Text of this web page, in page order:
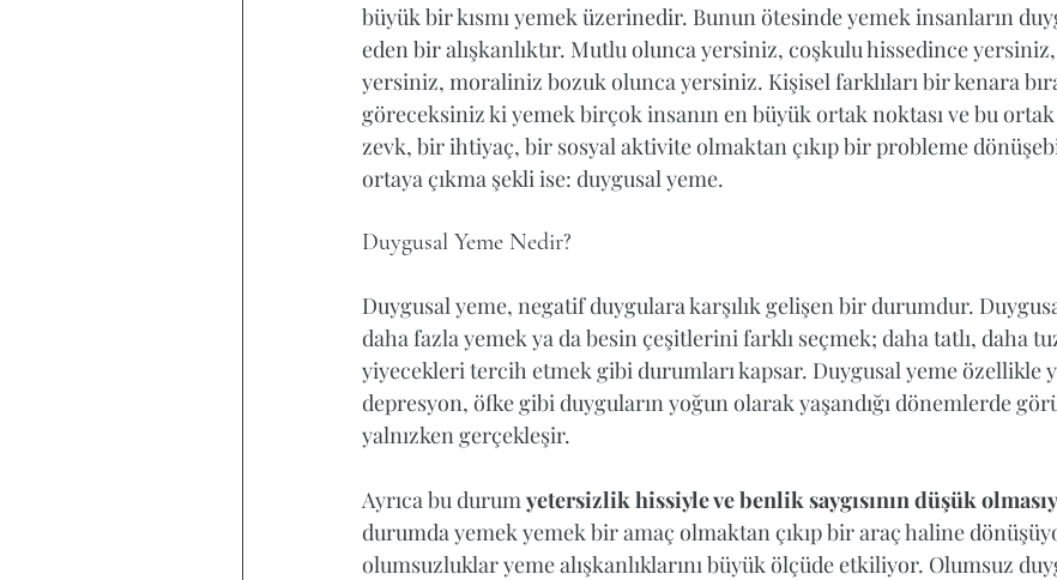
büyük bir kısmı yemek üzerinedir. Bunun ötesinde yemek insanların
eden bir alışkanlıktır. Mutlu olunca yersiniz, coşkulu hissedince
yersiniz, moraliniz bozuk olunca yersiniz. Kişisel farklıları bir kenara
göreceksiniz ki yemek birçok insanın en büyük ortak noktası ve bu
zevk, bir ihtiyaç, bir sosyal aktivite olmaktan çıkıp bir probleme
ortaya çıkma şekli ise: duygusal yeme.
Duygusal Yeme Nedir?
Duygusal yeme, negatif duygulara karşılık gelişen bir durumdur.
daha fazla yemek ya da besin çeşitlerini farklı seçmek; daha tatlı, daha
yiyecekleri tercih etmek gibi durumları kapsar. Duygusal yeme özellikle
depresyon, öfke gibi duyguların yoğun olarak yaşandığı dönemlerde
yalnızken gerçekleşir.
Ayrıca bu durum yetersizlik hissiyle ve benlik saygısının düşük
durumda yemek yemek bir amaç olmaktan çıkıp bir araç haline
olumsuzluklar yeme alışkanlıklarını büyük ölçüde etkiliyor. Olumsuz